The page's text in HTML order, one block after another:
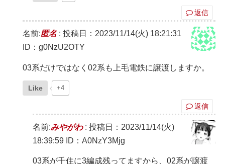
返信
名前:匿名: 投稿日：2023/11/14(火) 18:21:31
ID：g0NzU2OTY
03系だけではなく02系も上毛電鉄に譲渡しますか。
Like +4
返信
名前:みやがわ: 投稿日：2023/11/14(火)
18:39:59 ID：A0NzY3Mjg
03系が千住に3編成残ってますから、02系が譲渡